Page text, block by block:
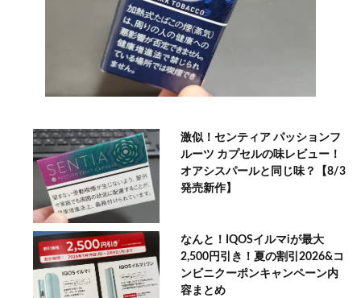
激似！センティア パッションフ
ルーツ カプセルの味レビュー！
オアシスパールと同じ味？【8/3
発売新作】
なんと！IQOSイルマiが最大
2,500円引き！夏の割引2026&コ
ンビニクーポンキャンペーン内
容まとめ